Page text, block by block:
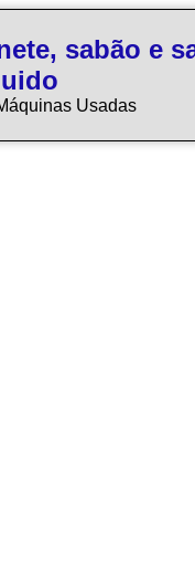
sabão e
Usadas